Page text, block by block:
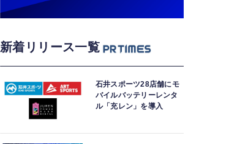
新着リリース一覧
石井スポーツ28店舗にモ
バイルバッテリーレンタ
ル「充レン」を導入